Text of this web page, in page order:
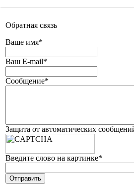
Обратная связь
Ваше имя*
Ваш E-mail*
Сообщение*
Защита от автоматических
Введите слово на картинке*